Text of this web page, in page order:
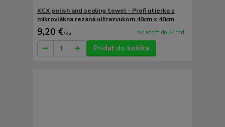
KCX polish and sealing towel - Profi utierka z
mikrovlákna rezaná ultrazvukom 40cm x 40cm
9,20 €/ks skladom do 24hod.
Pridať do košíka